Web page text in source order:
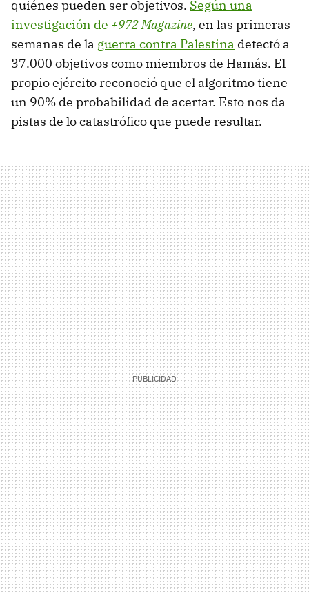
quiénes pueden ser objetivos. Según una
investigación de +972 Magazine, en las primeras
semanas de la guerra contra Palestina detectó a
37.000 objetivos como miembros de Hamás. El
propio ejército reconoció que el algoritmo tiene
un 90% de probabilidad de acertar. Esto nos da
pistas de lo catastrófico que puede resultar.